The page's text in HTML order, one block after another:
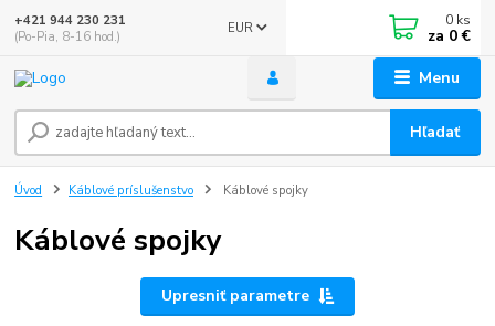
Menu
EUR
Hľadať
+421 944 230 231
(Po-Pia, 8-16 hod.)
0 ks
za 0 €
Úvod Káblové príslušenstvo Káblové spojky
Káblové spojky
Upresniť parametre